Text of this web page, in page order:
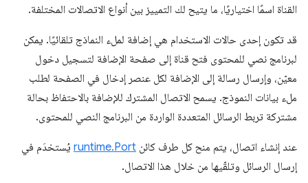
القناة اسمًا اختياريًا، ما يتيح لك التمييز بين أنواع الاتصالات المختلفة.
قد تكون إحدى حالات الاستخدام هي إضافة لملء النماذج تلقائيًا. يمكن
لبرنامج نصي للمحتوى فتح قناة إلى صفحة الإضافة لتسجيل دخول
معيّن، وإرسال رسالة إلى الإضافة لكل عنصر إدخال في الصفحة لطلب
ملء بيانات النموذج. يسمح الاتصال المشترك للإضافة بالاحتفاظ بحالة
مشتركة تربط الرسائل المتعددة الواردة من البرنامج النصي للمحتوى.
عند إنشاء اتصال، يتم منح كل طرف كائن runtime.Port يُستخدَم في
إرسال الرسائل وتلقّيها من خلال هذا الاتصال.